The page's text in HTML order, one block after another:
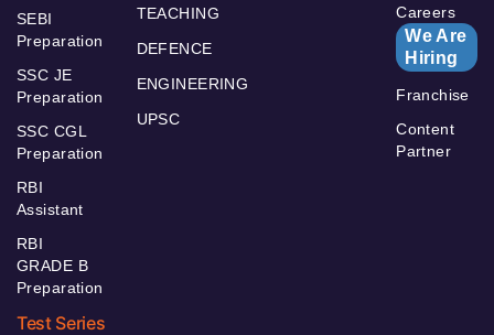
SEBI
Preparation
SSC JE
Preparation
SSC CGL
Preparation
RBI
Assistant
RBI
GRADE B
Preparation
TEACHING
DEFENCE
ENGINEERING
UPSC
Careers
We Are
Hiring
Franchise
Content
Partner
Test Series